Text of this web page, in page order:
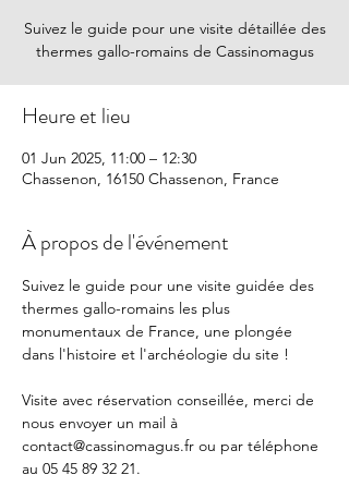
Suivez le guide pour une visite détaillée des
thermes gallo-romains de Cassinomagus
Heure et lieu
01 Jun 2025, 11:00 – 12:30
Chassenon, 16150 Chassenon, France
À propos de l'événement
Suivez le guide pour une visite guidée des
thermes gallo-romains les plus
monumentaux de France, une plongée
dans l'histoire et l'archéologie du site !
Visite avec réservation conseillée, merci de
nous envoyer un mail à
contact@cassinomagus.fr ou par téléphone
au 05 45 89 32 21.